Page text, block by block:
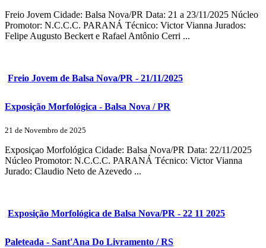
Freio Jovem Cidade: Balsa Nova/PR Data: 21 a 23/11/2025 Núcleo
Promotor: N.C.C.C. PARANÁ Técnico: Victor Vianna Jurados:
Felipe Augusto Beckert e Rafael Antônio Cerri ...
Freio Jovem de Balsa Nova/PR - 21/11/2025
Exposição Morfológica - Balsa Nova / PR
21 de Novembro de 2025
Exposiçao Morfológica Cidade: Balsa Nova/PR Data: 22/11/2025
Núcleo Promotor: N.C.C.C. PARANÁ Técnico: Victor Vianna
Jurado: Claudio Neto de Azevedo ...
Exposição Morfológica de Balsa Nova/PR - 22 11 2025
Paleteada - Sant'Ana Do Livramento / RS